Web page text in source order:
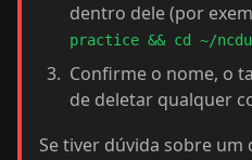
dentro dele (por
practice && cd ~/
Confirme o nome, o
de deletar qualquer
Se tiver dúvida sobre